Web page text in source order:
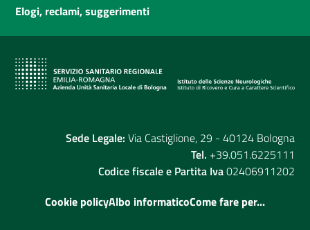
Elogi, reclami, suggerimenti
Sede Legale: Via Castiglione, 29 - 40124 Bologna
Tel. +39.051.6225111
Codice fiscale e Partita Iva02406911202
Cookie policyAlbo informaticoCome fare per...